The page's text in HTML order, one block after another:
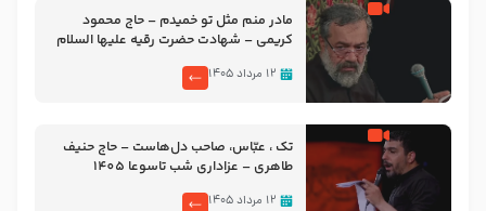
مادر منم مثل تو خمیدم – حاج محمود
کریمی – شهادت حضرت رقیه علیها السلام
۱۲ مرداد ۱۴۰۵
تک ، عبّاس، صاحب دل‌هاست – حاج حنیف
طاهری – عزاداری شب تاسوعا 1405
۱۲ مرداد ۱۴۰۵